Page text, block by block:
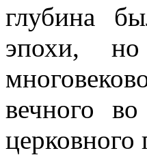
глубина
эпохи,
вечного
церковного